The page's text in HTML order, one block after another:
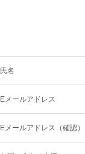
氏名
Eメールアドレス
Eメールアドレス（確認）